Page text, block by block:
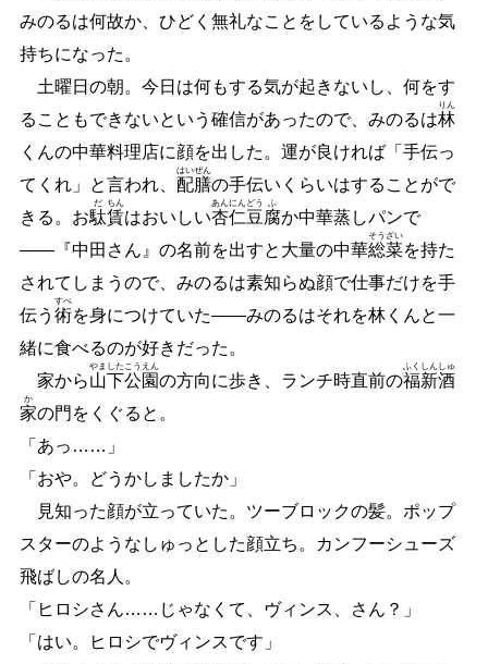
みのるは何故か、ひどく無礼なことをしているような気
持ちになった。
土曜日の朝。今日は何もする気が起きないし、何をす
ることもできないという確信があったので、みのるは林
りん
くんの中華料理店に顔を出した。運が良ければ「手伝っ
てくれ」と言われ、 配
はい
膳
ぜん
の手伝いくらいはすることがで
きる。お駄
だ
賃
ちん
はおいしい杏
あん
仁
にん
豆
どう
腐
ふ
か中華蒸しパンで
――『中田さん』の名前を出すと大量の中華総
そう
菜
ざい
を持た
されてしまうので、みのるは素知らぬ顔で仕事だけを手
伝う 術
すべ
を身につけていた――みのるはそれを林くんと一
緒に食べるのが好きだった。
家から山
やま
下
した
公
こう
園
えん
の方向に歩き、ランチ時直前の福
ふく
新
しん
酒
しゅ
家
か
の門をくぐると。
「あっ … … 」
「おや。どうかしましたか」
見知った顔が立っていた。ツーブロックの髪。ポップ
スターのようなしゅっとした顔立ち。カンフーシューズ
飛ばしの名人。
「ヒロシさん… … じゃなくて、ヴィンス、さん？」
「はい。ヒロシでヴィンスです」